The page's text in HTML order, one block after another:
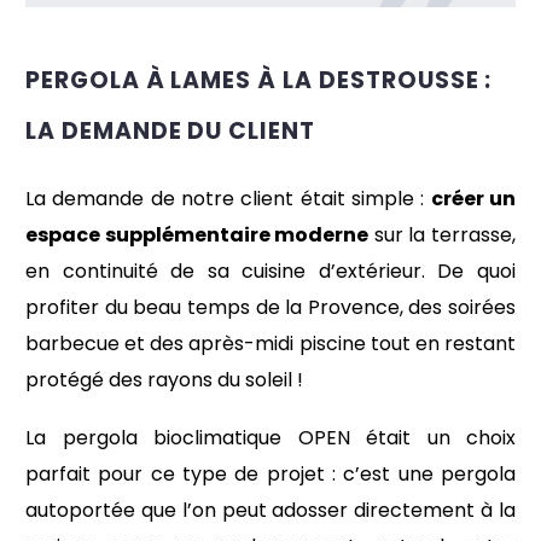
PERGOLA À LAMES À LA DESTROUSSE :
LA DEMANDE DU CLIENT
La demande de notre client était simple : créer un
espace supplémentaire moderne sur la terrasse,
en continuité de sa cuisine d’extérieur. De quoi
profiter du beau temps de la Provence, des soirées
barbecue et des après-midi piscine tout en restant
protégé des rayons du soleil !
La pergola bioclimatique OPEN était un choix
parfait pour ce type de projet : c’est une pergola
autoportée que l’on peut adosser directement à la